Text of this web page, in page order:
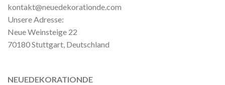
kontakt@neuedekorationde.com
Unsere Adresse:
Neue Weinsteige 22
70180 Stuttgart, Deutschland
NEUEDEKORATIONDE